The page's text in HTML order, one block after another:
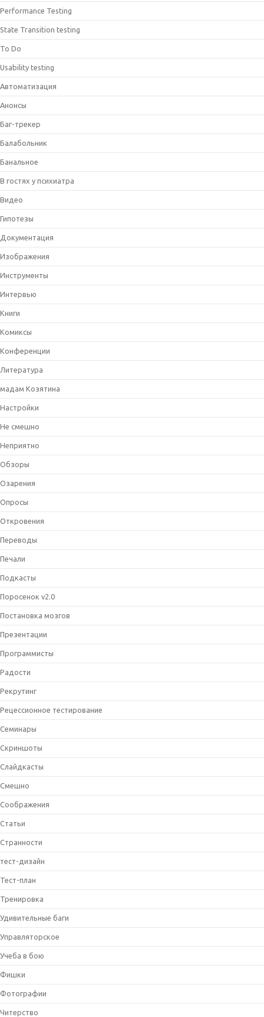
Performance Testing
State Transition testing
To Do
Usability testing
Автоматизация
Анонсы
Баг-трекер
Балабольник
Банальное
В гостях у психиатра
Видео
Гипотезы
Документация
Изображения
Инструменты
Интервью
Книги
Комиксы
Конференции
Литература
мадам Козятина
Настройки
Не смешно
Неприятно
Обзоры
Озарения
Опросы
Откровения
Переводы
Печали
Подкасты
Поросенок v2.0
Постановка мозгов
Презентации
Программисты
Радости
Рекрутинг
Рецессионное тестирование
Семинары
Скриншоты
Слайдкасты
Смешно
Соображения
Статьи
Странности
тест-дизайн
Тест-план
Тренировка
Удивительные баги
Управляторское
Учеба в бою
Фишки
Фотографии
Читерство